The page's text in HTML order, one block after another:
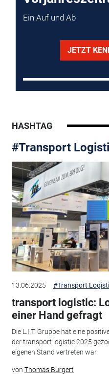
Ein Auf und Ab
JETZT
HASHTAG
#Transport
13.06.2025 #Transport
transport logistic:
einer Hand gefragt
Die L.I.T. Gruppe hat eine
der transport logistic 2025
eigenen Stand vertreten war.
von Thomas Burgert